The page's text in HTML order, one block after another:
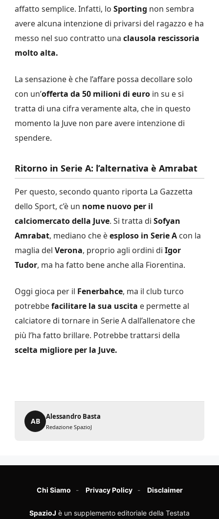
affatto semplice. Infatti, lo Sporting non sembra
avere alcuna intenzione di privarsi del ragazzo e ha
messo nel suo contratto una clausola rescissoria
molto alta.
La sensazione è che l’affare possa decollare solo
con un’offerta da 50 milioni di euro in su e si
tratta di una cifra veramente alta, che in questo
momento la Juve non pare avere intenzione di
spendere.
Ritorno in Serie A: l’alternativa è Amrabat
Per questo, secondo quanto riporta La Gazzetta
dello Sport, c’è un nome nuovo per il
calciomercato della Juve. Si tratta di Sofyan
Amrabat, mediano che èesploso in Serie A con la
maglia del Verona, proprio agli ordini di Igor
Tudor, ma ha fatto bene anche alla Fiorentina.
Oggi gioca per il Fenerbahce, ma il club turco
potrebbefacilitare la sua uscita e permette al
calciatore di tornare in Serie A dall’allenatore che
più l’ha fatto brillare. Potrebbe trattarsi della
scelta migliore per la Juve.
AB
Alessandro Basta
Redazione SpazioJ
Chi Siamo Privacy Policy Disclaimer
SpazioJ è un supplemento editoriale della Testata